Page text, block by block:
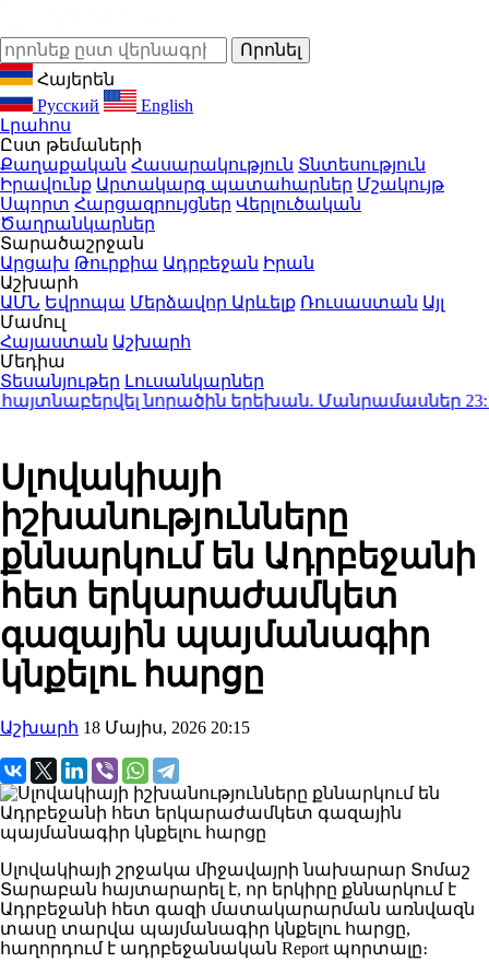
Հայերեն
Русский
English
Լրահոս
Ըստ թեմաների
Քաղաքական Հասարակություն Տնտեսություն
Իրավունք Արտակարգ պատահարներ Մշակույթ
Սպորտ Հարցազրույցներ Վերլուծական
Ծաղրանկարներ
Տարածաշրջան
Արցախ Թուրքիա Ադրբեջան Իրան
Աշխարհ
ԱՄՆ Եվրոպա Մերձավոր Արևելք Ռուսաստան Այլ
Մամուլ
Հայաստան Աշխարհ
Մեդիա
Տեսանյութեր Լուսանկարներ
նորածին երեխան. Մանրամասներ23:12
Սլովակիայի
իշխանությունները
քննարկում են Ադրբեջանի
հետ երկարաժամկետ
գազային պայմանագիր
կնքելու հարցը
Աշխարհ 18 Մայիս, 2026 20:15
Սլովակիայի շրջակա միջավայրի նախարար Տոմաշ
Տարաբան հայտարարել է, որ երկիրը քննարկում է
Ադրբեջանի հետ գազի մատակարարման առնվազն
տասը տարվա պայմանագիր կնքելու հարցը,
հաղորդում է ադրբեջանական Report պորտալը։